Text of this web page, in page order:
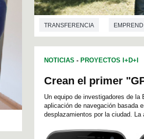
TRANSFERENCIA
INGENIERÍA DE
NOTICIAS - PROYECTOS I+D+I
Crean el primer
Un equipo de investigadores de
aplicación de navegación basada
desplazamientos por la ciudad.